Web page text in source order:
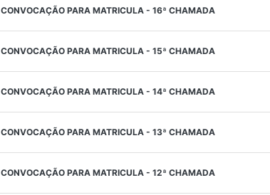
CONVOCAÇÃO PARA MATRICULA - 16ª CHAMADA
CONVOCAÇÃO PARA MATRICULA - 15ª CHAMADA
CONVOCAÇÃO PARA MATRICULA - 14ª CHAMADA
CONVOCAÇÃO PARA MATRICULA - 13ª CHAMADA
CONVOCAÇÃO PARA MATRICULA - 12ª CHAMADA